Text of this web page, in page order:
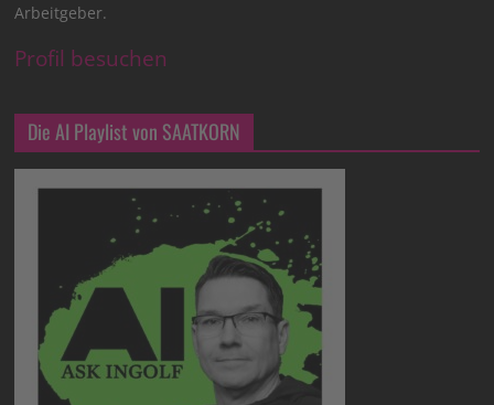
Arbeitgeber.
Profil besuchen
Die AI Playlist von SAATKORN